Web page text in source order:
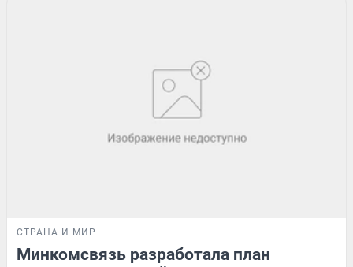
СТРАНА И МИР
Минкомсвязь разработала план